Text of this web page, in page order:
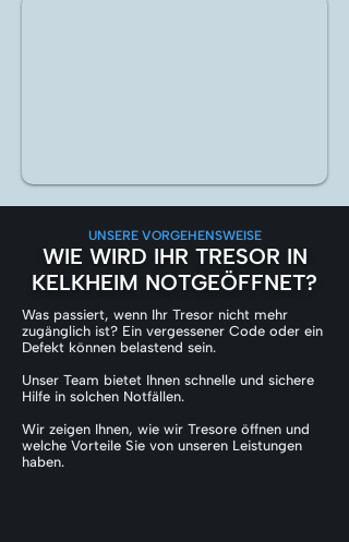
UNSERE VORGEHENSWEISE
WIE WIRD IHR TRESOR IN
KELKHEIM NOTGEÖFFNET?
Was passiert, wenn Ihr Tresor nicht mehr
zugänglich ist? Ein vergessener Code oder ein
Defekt können belastend sein.
Unser Team bietet Ihnen schnelle und sichere
Hilfe in solchen Notfällen.
Wir zeigen Ihnen, wie wir Tresore öffnen und
welche Vorteile Sie von unseren Leistungen
haben.